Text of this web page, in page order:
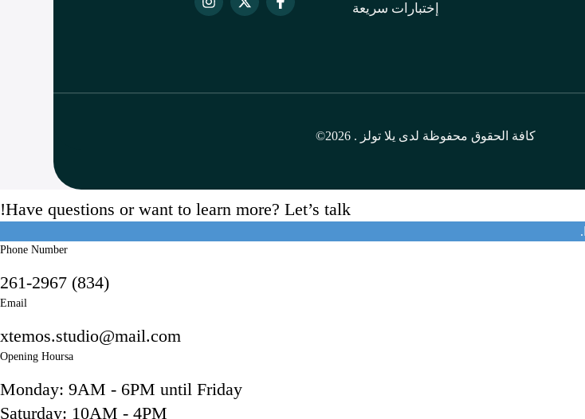
إختبارات سريعة
كافة الحقوق محفوظة لدى يلا تولز . 2026©
Have questions or want to learn more? Let’s talk!
Phone Number
(834) 261-2967
Email
xtemos.studio@mail.com
Opening Hoursa
Monday: 9AM - 6PM until Friday
Saturday: 10AM - 4PM